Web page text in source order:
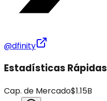
@dfinity
Estadísticas Rápidas
Cap. de Mercado$1.15B